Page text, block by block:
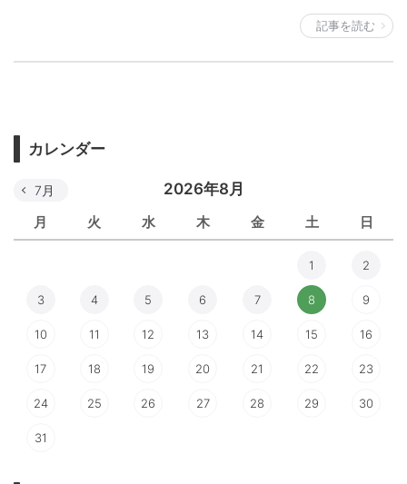
記事を読む
カレンダー
2026年8月
月 火 水 木 金 土 日
7月
1 2
3 4 5 6 7 8 9
10 11 12 13 14 15 16
17 18 19 20 21 22 23
24 25 26 27 28 29 30
31